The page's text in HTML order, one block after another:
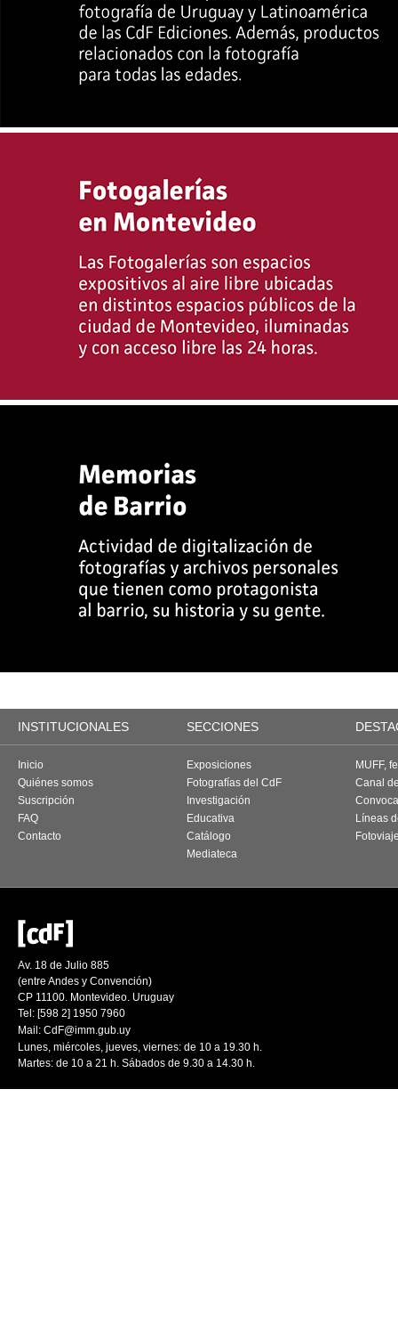
INSTITUCIONALES SECCIONES
Inicio
Quiénes somos
Suscripción
FAQ
Contacto
Exposiciones
Fotografías del CdF
Investigación
Educativa
Catálogo
Mediateca
MUFF,
Canal
Líneas
Av. 18 de Julio 885
(entre Andes y Convención)
CP 11100. Montevideo. Uruguay
Tel: [598 2] 1950 7960
Mail: CdF@imm.gub.uy
Lunes, miércoles, jueves, viernes: de 10 a 19.30 h.
Martes: de 10 a 21 h. Sábados de 9.30 a 14.30 h.